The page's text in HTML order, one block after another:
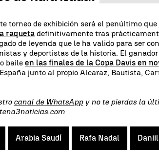
torneo de exhibición será el penúltimo
raqueta definitivamente tras
de leyenda que le ha valido para ser
y deportistas de la historia. El
baileen las finales de la Copa Davis en
junto al propio Alcaraz, Bautista,
canal de WhatsAppy no te pierdas la
Arabia Saudí Rafa Nadal